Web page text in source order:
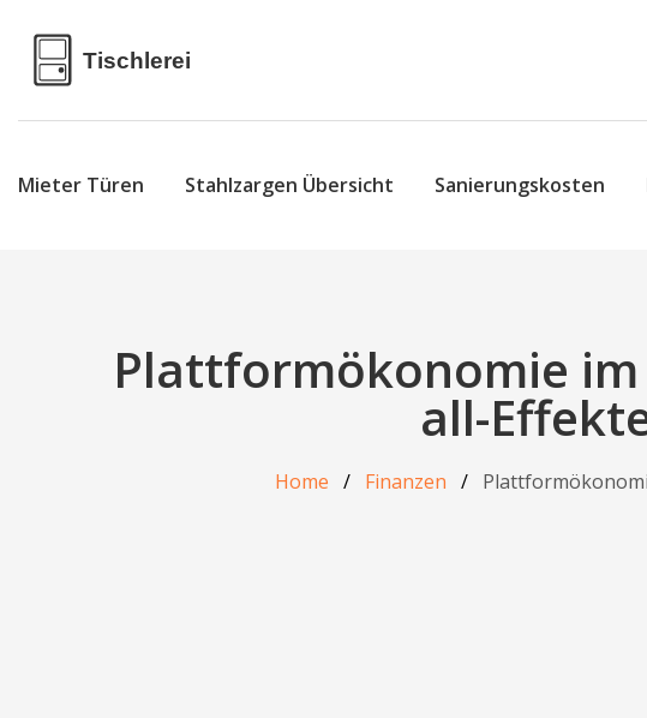
Mieter Türen Stahlzargen Übersicht Sanierungskosten
Plattformökonomie
all-
Home Finanzen